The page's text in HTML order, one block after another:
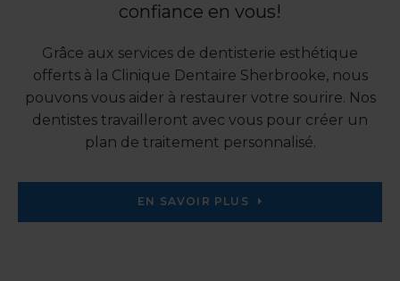
confiance en vous!
Grâce aux services de dentisterie esthétique
offerts à la Clinique Dentaire Sherbrooke, nous
pouvons vous aider à restaurer votre sourire. Nos
dentistes travailleront avec vous pour créer un
plan de traitement personnalisé.
EN SAVOIR PLUS